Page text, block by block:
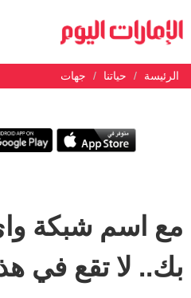
الرئيسة حياتنا جهات
مع اسم شبكة
بك.. لا تقع في